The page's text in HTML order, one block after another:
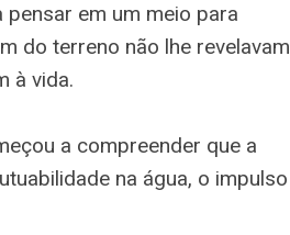
em um meio para
do terreno não lhe revelavam
à vida.
a compreender que a
na água, o impulso